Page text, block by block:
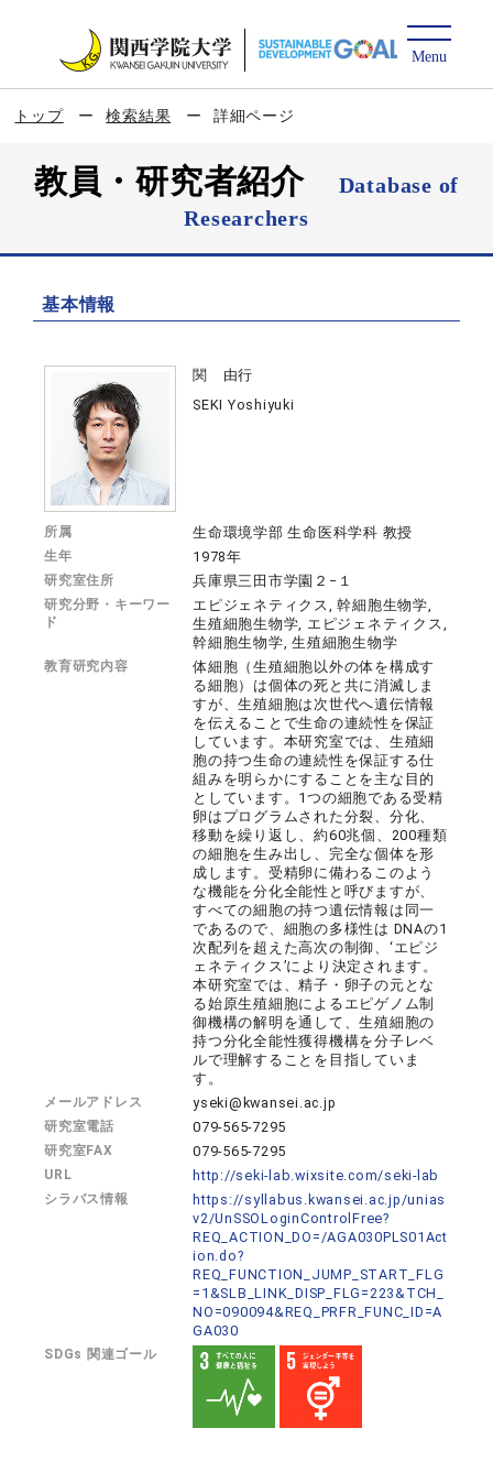
トップ 検索結果 詳細ページ
教員・研究者紹介
Database of
Researchers
基本情報
関 由行
SEKI Yoshiyuki
所属 生命環境学部 生命医科学科 教授
生年 1978年
研究室住所 兵庫県三田市学園２−１
研究分野・キーワー
ド
エピジェネティクス, 幹細胞生物学,
生殖細胞生物学, エピジェネティクス,
幹細胞生物学, 生殖細胞生物学
教育研究内容
体細胞（生殖細胞以外の体を構成す
る細胞）は個体の死と共に消滅しま
すが、生殖細胞は次世代へ遺伝情報
を伝えることで生命の連続性を保証
しています。本研究室では、生殖細
胞の持つ生命の連続性を保証する仕
組みを明らかにすることを主な目的
としています。1つの細胞である受精
卵はプログラムされた分裂、分化、
移動を繰り返し、約60兆個、200種類
の細胞を生み出し、完全な個体を形
成します。受精卵に備わるこのよう
な機能を分化全能性と呼びますが、
すべての細胞の持つ遺伝情報は同一
であるので、細胞の多様性は DNAの1
次配列を超えた高次の制御、‘エピジ
ェネティクス’により決定されます。
本研究室では、精子・卵子の元とな
る始原生殖細胞によるエピゲノム制
御機構の解明を通して、生殖細胞の
持つ分化全能性獲得機構を分子レベ
ルで理解することを目指していま
す。
メールアドレス yseki@kwansei.ac.jp
研究室電話 079-565-7295
研究室FAX 079-565-7295
URL http://seki-lab.wixsite.com/seki-lab
シラバス情報
https://syllabus.kwansei.ac.jp/unias
v2/UnSSOLoginControlFree?
REQ_ACTION_DO=/AGA030PLS01Act
ion.do?
REQ_FUNCTION_JUMP_START_FLG
=1&SLB_LINK_DISP_FLG=223&TCH_
NO=090094&REQ_PRFR_FUNC_ID=A
GA030
SDGs 関連ゴール